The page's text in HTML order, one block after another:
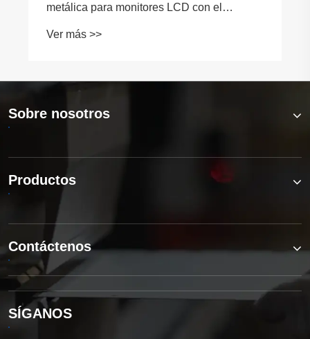
metálica para monitores LCD con el
modernos?
Ver más >>
Sobre nosotros
Productos
Contáctenos
SÍGANOS